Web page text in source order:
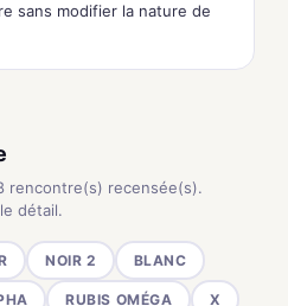
sans modifier la nature de
rencontre(s) recensée(s).
détail.
NOIR 2 BLANC
RUBIS OMÉGA X